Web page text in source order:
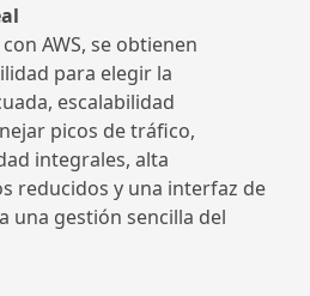
AWS, se obtienen
para elegir la
escalabilidad
picos de tráfico,
integrales, alta
reducidos y una interfaz de
una gestión sencilla del